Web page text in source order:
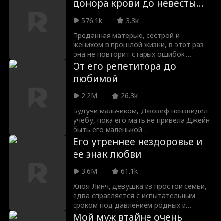
Стеллу разорвать помолвку и уступить
момент жизни Стелла встречает Кевина
Форда, молодого наследника
корпорации Форд. Они влюбляются с
первого взгляда и начинают новую
жизнь вместе.
донора крови до невесты
директора
576.1k
3.3k
Преданная матерью, сестрой и
женихом в прошлой жизни, в этот раз
она не повторит старых ошибок.
Благодаря таланту реставратора и
связи с влиятельным магнатом
Кингкотта она непременно достигнет
вершин. В новой жизни она будет
беречь лишь настоящую любовь и
обязательно отомстит обидчикам.
От его репетитора до
любимой
2.2M
26.3k
Будучи мальчиком, Джозеф ненавидел
учёбу, пока его мать не привела Джейн
быть его маленькой
«домоправительницей». Её терпение и
теплота полностью изменили его, и он
тайно поклялся однажды жениться на
ней. Спустя годы Джозеф стал одним
из самых влиятельных магнатов в мире,
и первое, что он делает с успехом, —
возвращается в деревню, чтобы
сделать Джейн своей женой.
Его утреннее нездоровье и
ее знак любви
3.6M
61.1k
Хлоя Линч, девушка из простой семьи,
едва справляется с испытательным
сроком под давлением родных и
начальства. Встреча с генеральным
Мой муж втайне очень